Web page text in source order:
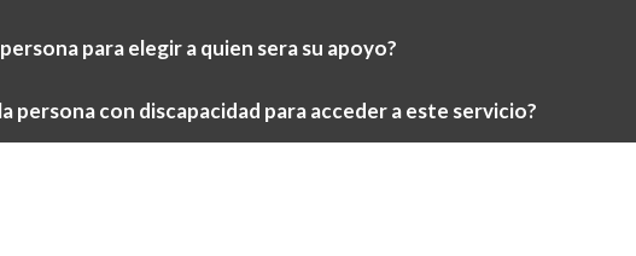
para elegir a quien sera su apoyo?
persona con discapacidad para acceder a este servicio?